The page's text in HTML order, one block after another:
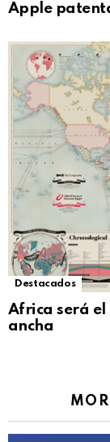
Apple
Destacados
Africa será
ancha